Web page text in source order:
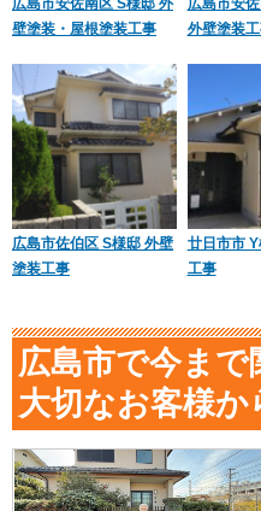
広島市安佐南区 S様邸 外
壁塗装・屋根塗装工事
広島市安
外壁塗装
広島市佐伯区 S様邸 外壁
塗装工事
廿日市市
工事
広島市で今ま
大切なお客様か